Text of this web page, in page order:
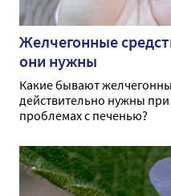
Желчегонные
они нужны
Какие бывают
действительно нужны
проблемах с печенью?